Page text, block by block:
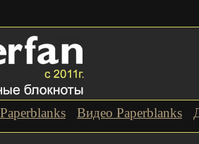
Видео Paperblanks